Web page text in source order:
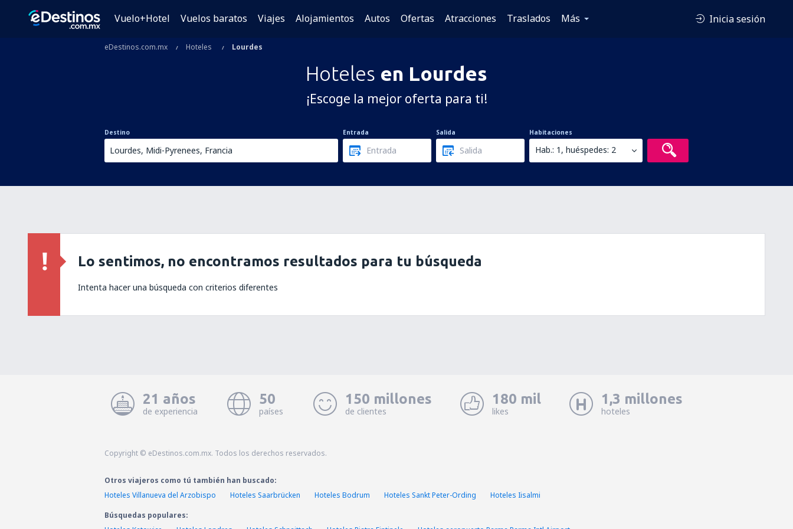
Vuelo+Hotel Vuelos baratos Viajes Alojamientos Autos Ofertas Atracciones Traslados Más Inicia sesión
eDestinos.com.mx Hoteles Lourdes
Hoteles en Lourdes
¡Escoge la mejor oferta para ti!
Destino Entrada Salida Habitaciones
Hab.: 1, huéspedes: 2
Lo sentimos, no encontramos resultados para tu búsqueda
Intenta hacer una búsqueda con criterios diferentes
21 años
de experiencia
50
países
150 millones
de clientes
180 mil
likes
1,3 millones
hoteles
Copyright © eDestinos.com.mx. Todos los derechos reservados.
Otros viajeros como tú también han buscado:
Hoteles Villanueva del Arzobispo
Hoteles Saarbrücken Hoteles Bodrum Hoteles Sankt Peter-Ording
Hoteles Iisalmi
Búsquedas populares: